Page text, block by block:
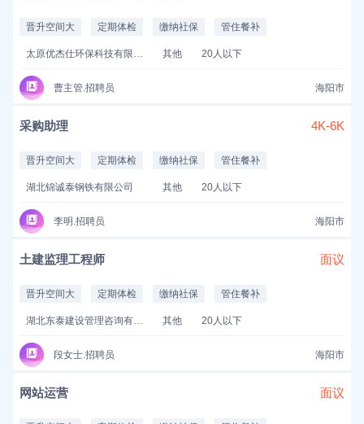
晋升空间大 定期体检 缴纳社保 管住餐补
太原优杰仕环保科技有限公司 其他 20人以下
曹主管.招聘员 海阳市
采购助理 4K-6K
晋升空间大 定期体检 缴纳社保 管住餐补
湖北锦诚泰钢铁有限公司 其他 20人以下
李明.招聘员 海阳市
土建监理工程师 面议
晋升空间大 定期体检 缴纳社保 管住餐补
湖北东泰建设管理咨询有限公司 其他 20人以下
段女士.招聘员 海阳市
网站运营 面议